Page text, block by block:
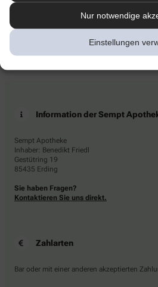
Nur notwendige
Einstellungen
Information der Sempt
Sempt Apotheke
Inhaber: Benedikt Friedl
Gestütring 19
85435 Erding
Sie haben Fragen?
Kontaktieren Sie uns direkt.
Zahlarten
Bar oder mit einer anderen akzeptierten